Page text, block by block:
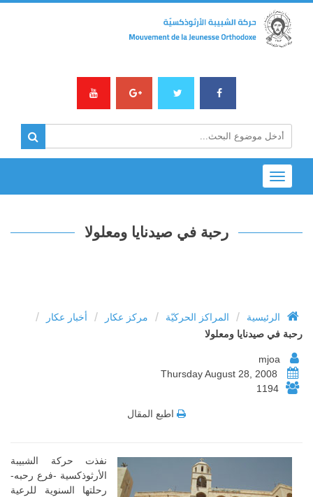
Toggle
navigation
رحبة في صيدنايا ومعلولا
الرئيسية / المراكز الحركيّة / مركز عكار / أخبار عكار /
رحبة في صيدنايا ومعلولا
1194
اطبع المقال
نفذت حركة الشبيبة
الأرثوذكسية -فرع رحبه-
رحلتها السنوية للرعية